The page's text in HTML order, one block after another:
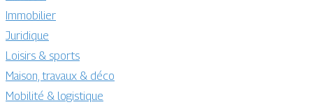
Immobilier
Juridique
Loisirs & sports
Maison, travaux & déco
Mobilité & logistique